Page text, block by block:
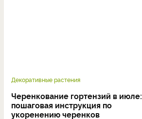
Декоративные растения
Черенкование гортензий в июле:
пошаговая инструкция по
укоренению черенков